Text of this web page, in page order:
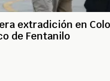
extradición en
de Fentanilo